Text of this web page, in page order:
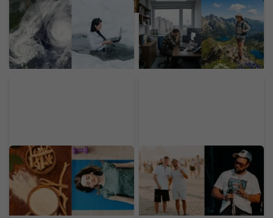
Super El Niño a vzácna
anomália spojili sily.
Raritná kombinácia
radikálne zmení zimu
2026/2027
Sporenie na dôchodok je
out. Hitom je dnes
burnout fond, ľudia doň
lejú tisíce
Ašvaganda sľubuje úľavu
od stresu, no skrýva
riziká. Odborníci varujú
pred poškodením orgánu
a hrozbou pre skupiny
ľudí
LOVESTREAM deň tretí:
Zachytil ťa náš objektív?
Tím Startitup odfotil tie
najlepšie momenty
(FOTOGALÉRIA)